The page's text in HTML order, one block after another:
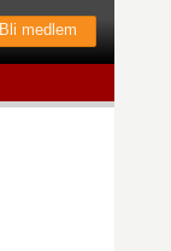
Bli medlem